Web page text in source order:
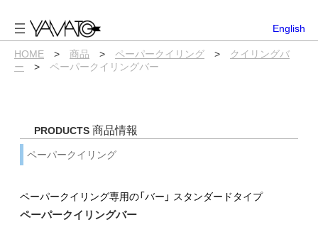
容
を
ス
キ
ッ
English
HOME > 商品 > ペーパークイリング >
クイリングバ
ー
> ペーパークイリングバー
PRODUCTS 商品情報
ペーパークイリング
ペーパークイリング専用の「バー」 スタンダードタイプ
ペーパークイリングバー